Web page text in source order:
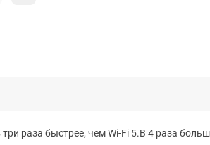
раза быстрее, чем Wi-Fi 5.В 4 раза